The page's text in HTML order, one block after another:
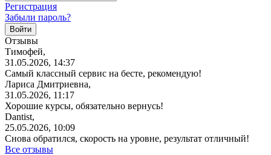
Регистрация
Забыли пароль?
Отзывы
Тимофей,
31.05.2026, 14:37
Самый классный сервис на бесте, рекомендую!
Лариса Дмитриевна,
31.05.2026, 11:17
Хорошие курсы, обязательно вернусь!
Dantist,
25.05.2026, 10:09
Снова обратился, скорость на уровне, результат отличный!
Все отзывы